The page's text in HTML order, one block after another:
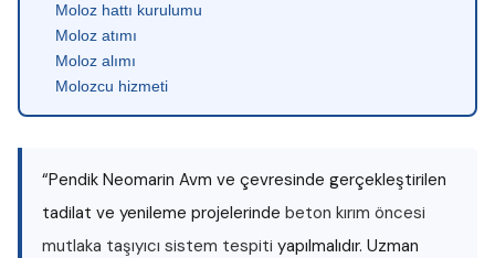
Moloz hattı kurulumu
Moloz atımı
Moloz alımı
Molozcu hizmeti
“Pendik Neomarin Avm ve çevresinde gerçekleştirilen
tadilat ve yenileme projelerinde beton kırım öncesi
mutlaka taşıyıcı sistem tespiti yapılmalıdır. Uzman